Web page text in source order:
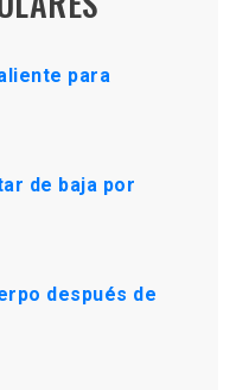
para
de baja por
después de